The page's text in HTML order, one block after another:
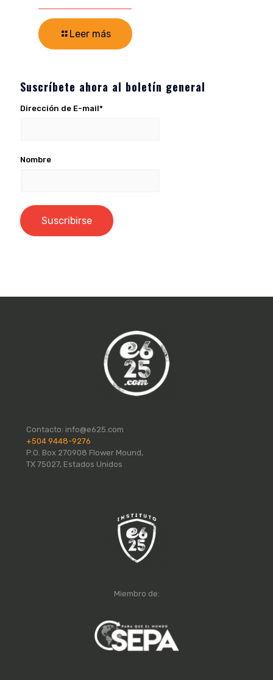
Leer más
Suscríbete ahora al boletín general
Dirección de E-mail*
Nombre
Contacto: info@e625.com
+504 9448-9276
P.O. Box 270908 Flower Mound,
TX 75027, Estados Unidos
Miembro de: